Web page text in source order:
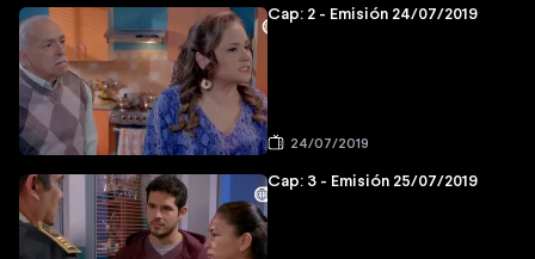
Cap: 2 - Emisión 24/07/2019
24/07/2019
Cap: 3 - Emisión 25/07/2019